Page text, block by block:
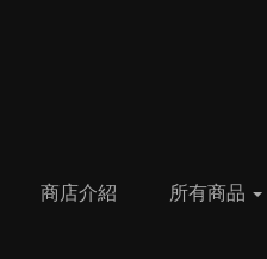
商店介紹 所有商品